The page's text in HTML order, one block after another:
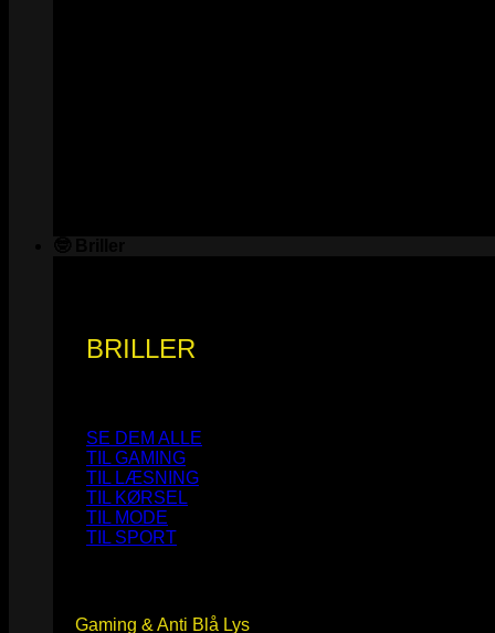
BRILLER
SE DEM ALLE
TIL GAMING
TIL LÆSNING
TIL KØRSEL
TIL MODE
TIL SPORT
Gaming & Anti Blå Lys